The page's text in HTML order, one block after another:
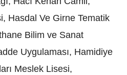
Hasdal Ve Girne Tematik
Bilim ve Sanat
Uygulaması, Hamidiye
Meslek Lisesi,